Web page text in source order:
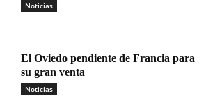
Noticias
El Oviedo pendiente de Francia para
su gran venta
Noticias